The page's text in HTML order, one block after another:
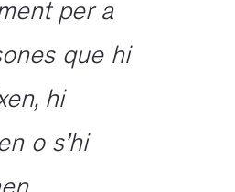
per a
que hi
hi
o s’hi